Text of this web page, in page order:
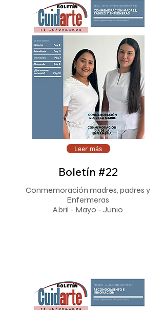
Leer más
Boletín #22
Conmemoración madres, padres y
Enfermeras
Abril - Mayo - Junio